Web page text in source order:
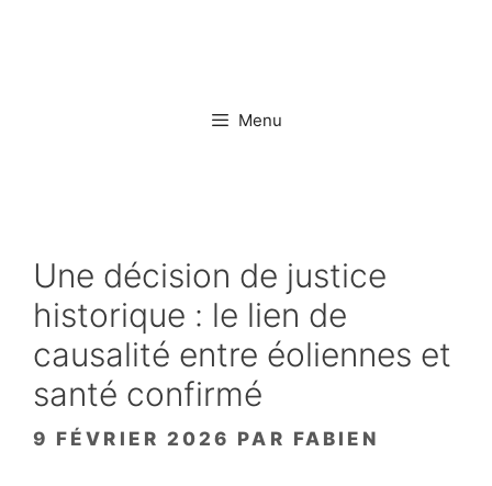
Menu
Une décision de justice
historique : le lien de
causalité entre éoliennes et
santé confirmé
9 FÉVRIER 2026 PAR FABIEN